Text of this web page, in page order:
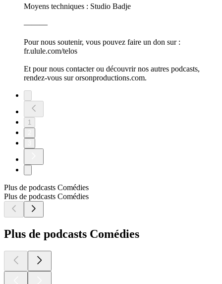
Moyens techniques : Studio Badje
———
Pour nous soutenir, vous pouvez faire un don sur :
fr.ulule.com/telos
Et pour nous contacter ou découvrir nos autres podcasts,
rendez-vous sur orsonproductions.com.
1
Plus de podcasts Comédies
Plus de podcasts Comédies
Plus de podcasts Comédies